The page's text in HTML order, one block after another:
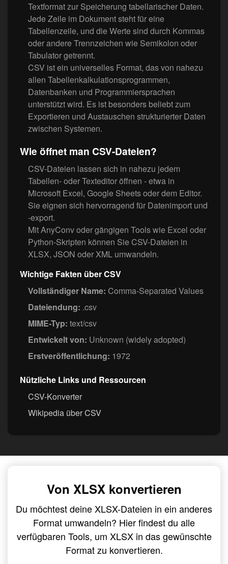
Textformat zur Speicherung tabellarischer Daten.
Jede Zeile im Dokument steht für eine
Tabellenzeile, und die Werte sind durch Kommas
oder andere Trennzeichen wie Semikolon oder
Tabulator getrennt.
CSV ist ein universelles Format, das von nahezu
allen Tabellenkalkulationsprogrammen,
Datenbanken und Programmiersprachen
unterstützt wird. Es ist besonders beliebt zum
Exportieren und Austauschen strukturierter Daten
zwischen Systemen.
Wie öffnet man CSV-Dateien?
CSV-Dateien lassen sich in nahezu jedem
Tabellen- oder Texteditor öffnen - etwa in
Microsoft Excel, Google Sheets oder dem Editor.
Sie eignen sich hervorragend für Datenimport und
-export.
Mit AnyConv oder gängigen Tools wie Excel oder
Python-Skripten können Sie CSV-Dateien in
XLSX, JSON oder XML umwandeln.
Wichtige Fakten über CSV
Vollständiger Name: Comma-Separated Values
Dateiendung: .csv
MIME-Typ: text/csv
Entwickelt von: Unknown (widely adopted)
Erstveröffentlichung: 1972
Nützliche Links und Ressourcen
CSV-Konverter
Wikipedia über CSV
Von XLSX konvertieren
Du möchtest deine XLSX-Dateien in ein anderes
Format umwandeln? Hier findest du alle
verfügbaren Tools, um XLSX in das gewünschte
Format zu konvertieren.